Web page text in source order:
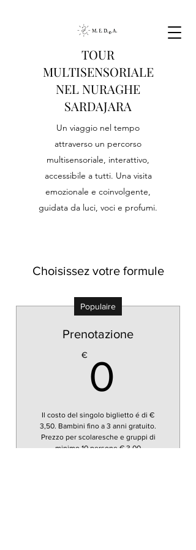
TOUR
MULTISENSORIALE
NEL NURAGHE
SARDAJARA
Un viaggio nel tempo
attraverso un percorso
multisensoriale, interattivo,
accessibile a tutti. Una visita
emozionale e coinvolgente,
guidata da luci, voci e profumi.
Choisissez votre formule
Populaire
Prenotazione
€ 0
Il costo del singolo biglietto é di €
3,50. Bambini fino a 3 anni gratuito.
Prezzo per scolaresche e gruppi di
minimo 10 persone € 3,00